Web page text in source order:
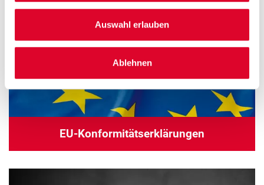
Auswahl erlauben
Ablehnen
EU-Konformitätserklärungen